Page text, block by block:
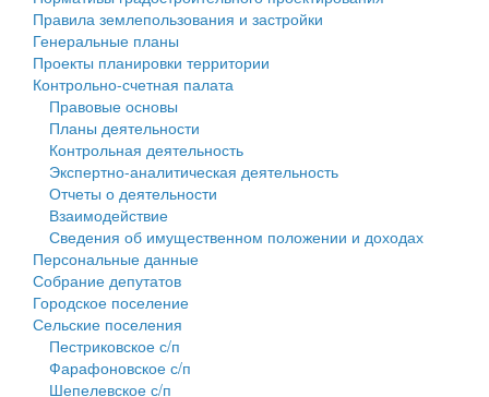
Проекты планировки территории
Собрание депутатов
Городское поселение
Сельские поселения
Правила землепользования и застройки
Генеральные планы
Проекты планировки территории
Контрольно-счетная палата
Правовые основы
Планы деятельности
Контрольная деятельность
Экспертно-аналитическая деятельность
Отчеты о деятельности
Взаимодействие
Сведения об имущественном положении и доходах
Персональные данные
Собрание депутатов
Городское поселение
Сельские поселения
Пестриковское с/п
Фарафоновское с/п
Шепелевское с/п